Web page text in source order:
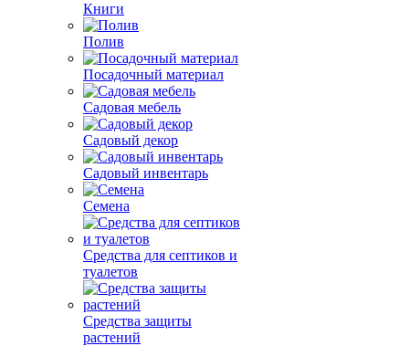
Книги
Полив
Посадочный материал
Садовая мебель
Садовый декор
Садовый инвентарь
Семена
Средства для септиков и
туалетов
Средства защиты
растений